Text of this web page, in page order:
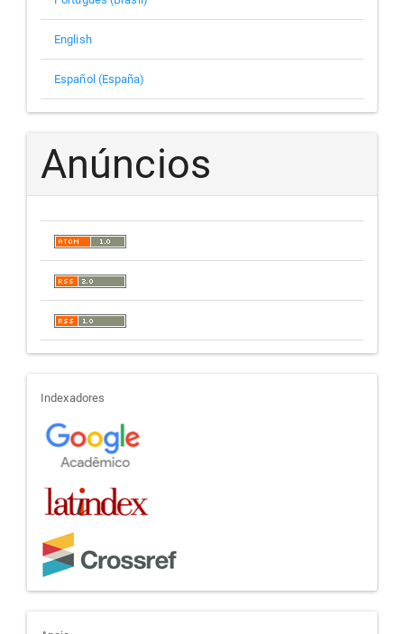
English
Español (España)
Anúncios
indexadores
Indexadores